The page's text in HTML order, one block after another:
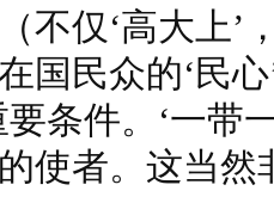
不仅‘高大上’
国民众的‘民
条件。‘一带
使者。这当